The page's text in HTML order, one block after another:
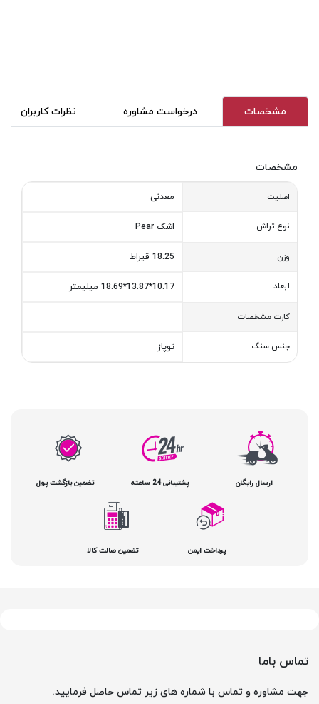
مشخصات درخواست مشاوره نظرات کاربران
مشخصات
اصلیت معدنی
نوع تراش اشک Pear
وزن 18.25 قیراط
ابعاد 10.17*13.87*18.69 میلیمتر
کارت مشخصات
جنس سنگ توپاز
ارسال رایگان پشتیبانی 24 ساعته تضمین بازگشت پول
پرداخت ایمن تضمین صالت کالا
تماس باما
جهت مشاوره و تماس با شماره های زیر تماس حاصل فرمایید.